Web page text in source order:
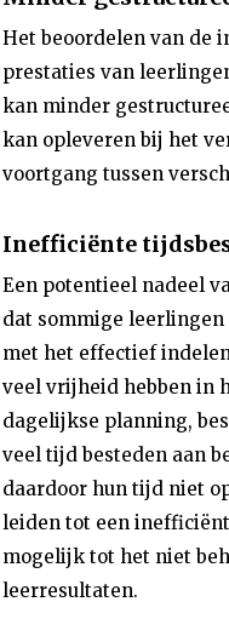
Het beoordelen van de
prestaties van
kan minder
kan opleveren bij het
voortgang tussen
Inefficiënte
Een potentieel nadeel
dat sommige
met het effectief
veel vrijheid hebben in
dagelijkse planning,
veel tijd besteden aan
daardoor hun tijd niet
leiden tot een
mogelijk tot het niet
leerresultaten.